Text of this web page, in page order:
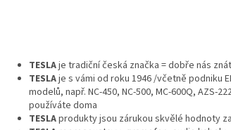
TESLAje tradiční česká značka = dobře nás
TESLAje s vámi od roku 1946 /včetně podniku
modelů, např. NC-450, NC-500, MC-600Q, AZS-
používáte doma
TESLAprodukty jsou zárukou skvělé hodnoty